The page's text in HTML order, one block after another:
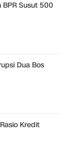
Susut 500
Dua Bos
Kredit